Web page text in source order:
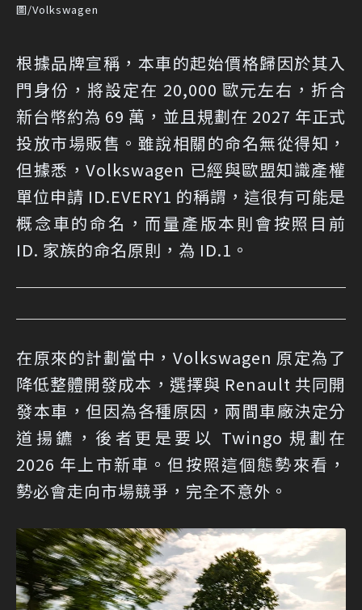
圖/Volkswagen
根據品牌宣稱，本車的起始價格歸因於其入
門身份，將設定在 20,000 歐元左右，折合
新台幣約為 69 萬，並且規劃在 2027 年正式
投放市場販售。雖說相關的命名無從得知，
但據悉，Volkswagen 已經與歐盟知識產權
單位申請 ID.EVERY1 的稱謂，這很有可能是
概念車的命名，而量產版本則會按照目前
ID. 家族的命名原則，為 ID.1。
在原來的計劃當中，Volkswagen 原定為了
降低整體開發成本，選擇與 Renault 共同開
發本車，但因為各種原因，兩間車廠決定分
道揚鑣，後者更是要以 Twingo 規劃在
2026 年上市新車。但按照這個態勢來看，
勢必會走向市場競爭，完全不意外。